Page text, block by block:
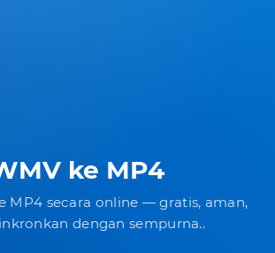
ke MP4
MP4 secara online — gratis, aman,
dengan sempurna..